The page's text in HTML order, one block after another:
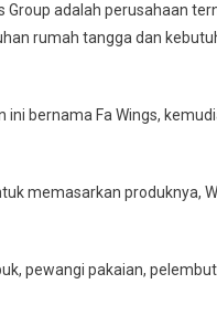
Group adalah perusahaan
rumah tangga dan
bernama Fa Wings,
memasarkan produknya,
pewangi pakaian,